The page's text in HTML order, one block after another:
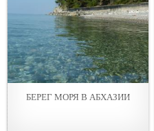
БЕРЕГ МОРЯ В АБХАЗИИ